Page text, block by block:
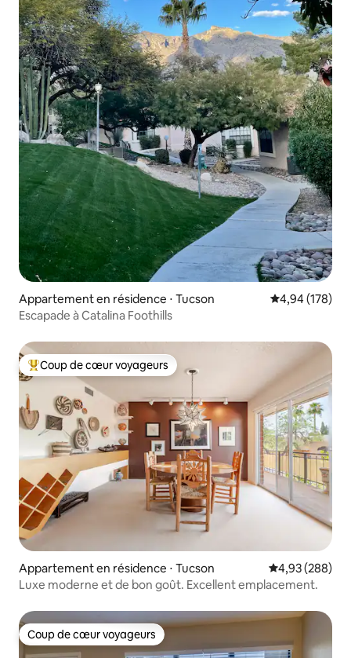
Appartement en résidence ⋅ Tucson Évaluation
4,94 (178)
Escapade à Catalina Foothills
Coups de cœur voyageurs les plus appréciés
Coup de cœur voyageurs
Appartement en résidence ⋅ Tucson Évaluation
4,93 (288)
Luxe moderne et de bon goût. Excellent emplacement.
Coup de cœur voyageurs
Coup de cœur voyageurs